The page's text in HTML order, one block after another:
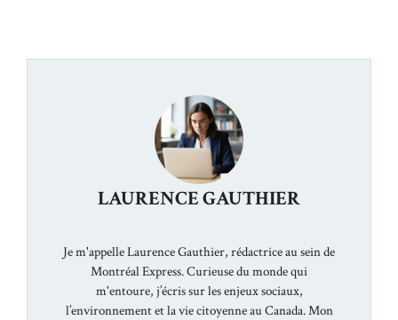
LAURENCE GAUTHIER
Je m'appelle Laurence Gauthier, rédactrice au sein de
Montréal Express. Curieuse du monde qui
m'entoure, j’écris sur les enjeux sociaux,
l’environnement et la vie citoyenne au Canada. Mon